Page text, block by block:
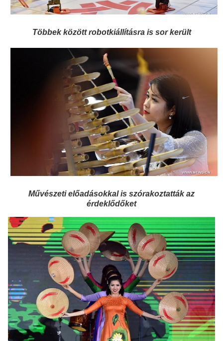
Többek között robotkiállításra is sor került
Művészeti előadásokkal is szórakoztatták az
érdeklődőket